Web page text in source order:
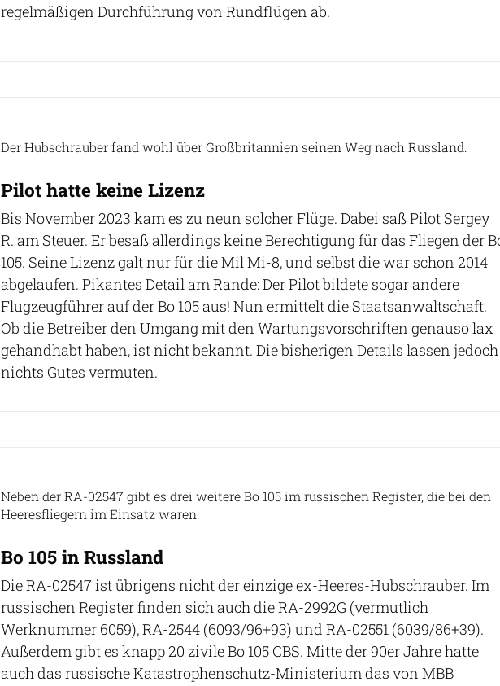
regelmäßigen Durchführung von Rundflügen ab.
Der Hubschrauber fand wohl über Großbritannien seinen Weg nach Russland.
Pilot hatte keine Lizenz
Bis November 2023 kam es zu neun solcher Flüge. Dabei saß Pilot Sergey
R. am Steuer. Er besaß allerdings keine Berechtigung für das Fliegen der
105. Seine Lizenz galt nur für die Mil Mi-8, und selbst die war schon 2014
abgelaufen. Pikantes Detail am Rande: Der Pilot bildete sogar andere
Flugzeugführer auf der Bo 105 aus! Nun ermittelt die Staatsanwaltschaft.
Ob die Betreiber den Umgang mit den Wartungsvorschriften genauso lax
gehandhabt haben, ist nicht bekannt. Die bisherigen Details lassen jedoch
nichts Gutes vermuten.
Neben der RA-02547 gibt es drei weitere Bo 105 im russischen Register, die bei den
Heeresfliegern im Einsatz waren.
Bo 105 in Russland
Die RA-02547 ist übrigens nicht der einzige ex-Heeres-Hubschrauber. Im
russischen Register finden sich auch die RA-2992G (vermutlich
Werknummer 6059), RA-2544 (6093/96+93) und RA-02551 (6039/86+39).
Außerdem gibt es knapp 20 zivile Bo 105 CBS. Mitte der 90er Jahre hatte
auch das russische Katastrophenschutz-Ministerium das von MBB